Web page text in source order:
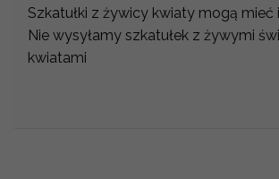
Szkatułki z żywicy kwiaty mogą mieć
Nie wysyłamy szkatułek z żywymi
kwiatami